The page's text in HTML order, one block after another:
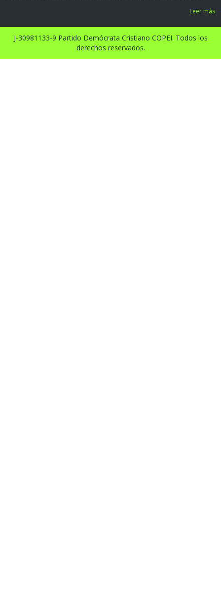
Leer más
J-30981133-9 Partido Demócrata Cristiano COPEI. Todos los
derechos reservados.